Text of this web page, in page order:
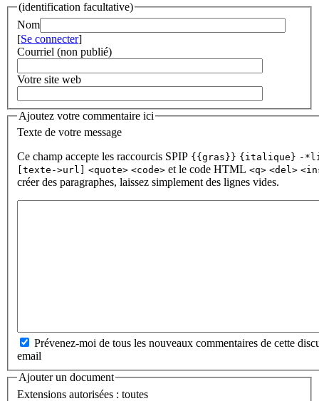
(identification facultative)
Nom
[Se connecter]
Courriel (non publié)
Votre site web
Ajoutez votre commentaire ici
Texte de votre message
Ce champ accepte les raccourcis SPIP {{gras}} {italique} -
[texte->url]
<quote> <code> et le code HTML <q> <del>
créer des paragraphes, laissez simplement des lignes vides.
Prévenez-moi de tous les nouveaux commentaires de cette
email
Ajouter un document
Extensions autorisées : toutes